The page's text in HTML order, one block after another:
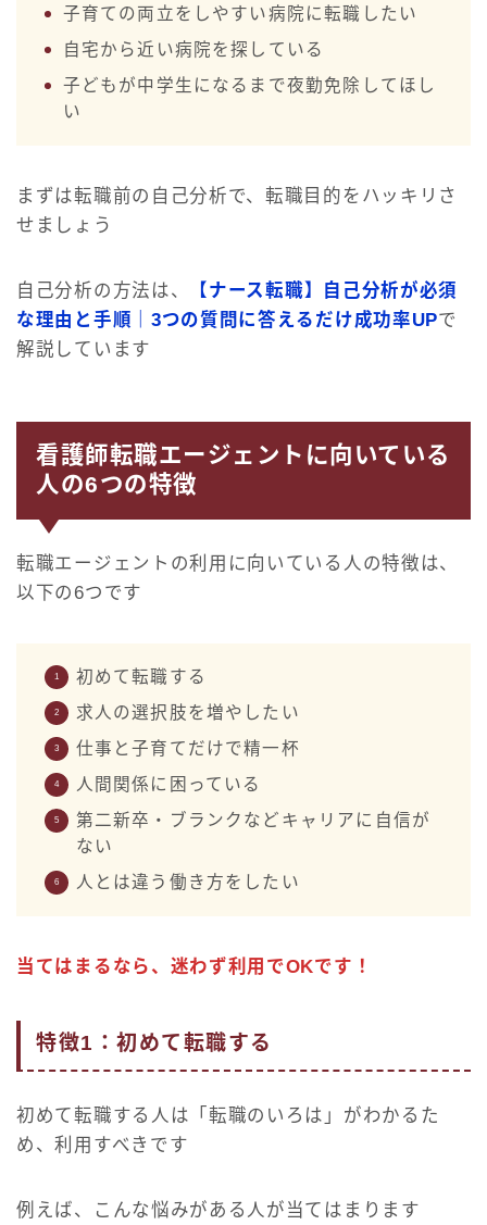
子育ての両立をしやすい病院に転職したい
自宅から近い病院を探している
子どもが中学生になるまで夜勤免除してほし
い
まずは転職前の自己分析で、転職目的をハッキリさ
せましょう
自己分析の方法は、
【ナース転職】自己分析が必須
な理由と手順｜3つの質問に答えるだけ成功率UPで
解説しています
看護師転職エージェントに向いている
人の6つの特徴
転職エージェントの利用に向いている人の特徴は、
以下の6つです
初めて転職する
求人の選択肢を増やしたい
仕事と子育てだけで精一杯
人間関係に困っている
第二新卒・ブランクなどキャリアに自信が
ない
人とは違う働き方をしたい
当てはまるなら、迷わず利用でOKです！
特徴1：初めて転職する
初めて転職する人は「転職のいろは」がわかるた
め、利用すべきです
例えば、こんな悩みがある人が当てはまります